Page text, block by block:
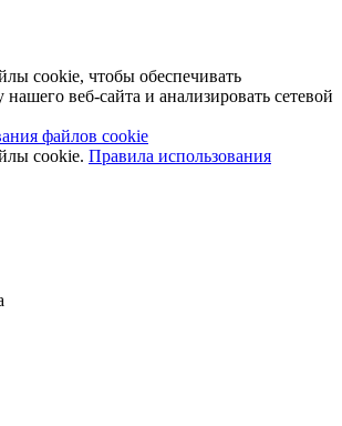
cookie, чтобы обеспечивать
веб-сайта и анализировать сетевой
файлов cookie
cookie. Правила использования